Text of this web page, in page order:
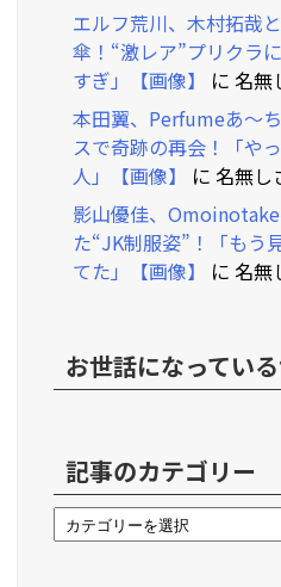
エルフ荒川、木村拓哉
傘！“激レア”プリクラ
すぎ」【画像】
に 名無
本田翼、Perfumeあ～
スで奇跡の再会！「や
人」【画像】
に 名無し
影山優佳、
た“JK制服姿”！「もう
てた」【画像】
に 名無
お世話になってい
記事のカテゴリー